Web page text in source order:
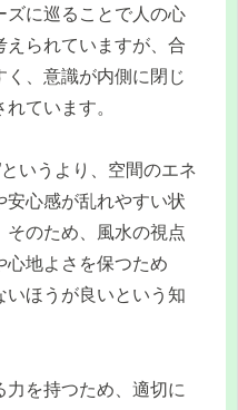
ズに巡ることで人の心
えられていますが、合
、意識が内側に閉じ
ています。
いうより、空間のエネ
安心感が乱れやすい状
そのため、風水の視点
心地よさを保つため
いほうが良いという知
を持つため、適切に